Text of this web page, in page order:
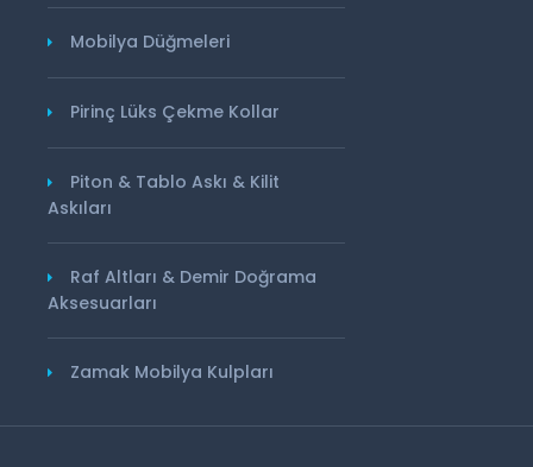
Mobilya Düğmeleri
Pirinç Lüks Çekme Kollar
Piton & Tablo Askı & Kilit
Askıları
Raf Altları & Demir Doğrama
Aksesuarları
Zamak Mobilya Kulpları